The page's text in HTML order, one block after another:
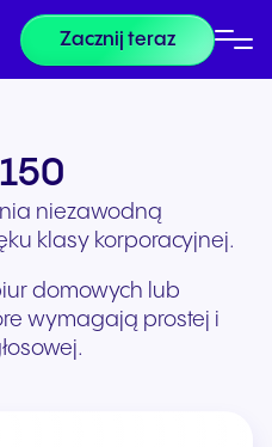
Zacznij teraz
niezawodną
klasy korporacyjnej.
domowych lub
wymagają prostej i